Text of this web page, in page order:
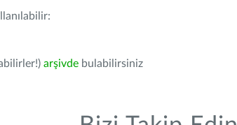
arşivde bulabilirsiniz